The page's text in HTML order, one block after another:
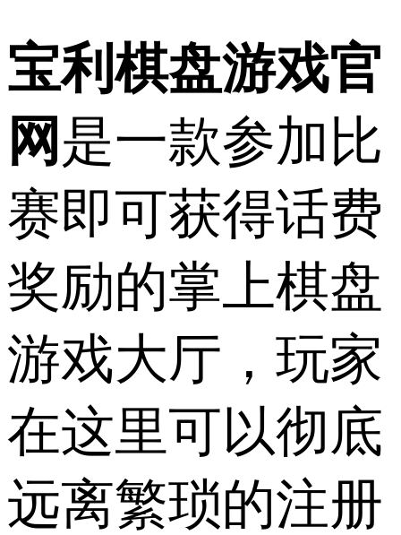
宝利棋盘游戏官
网是一款参加比
赛即可获得话费
奖励的掌上棋盘
游戏大厅，玩家
在这里可以彻底
远离繁琐的注册